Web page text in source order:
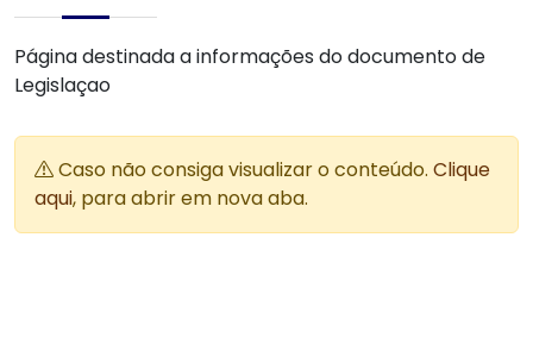
Página destinada a informações do documento de
Legislaçao
Caso não consiga visualizar o conteúdo. Clique
aqui, para abrir em nova aba.